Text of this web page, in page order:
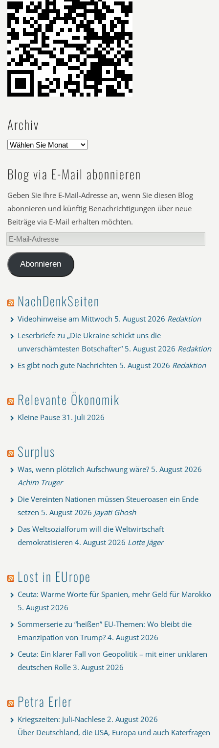
Archiv
Blog via E-Mail abonnieren
Geben Sie Ihre E-Mail-Adresse an, wenn Sie diesen Blog
abonnieren und künftig Benachrichtigungen über neue
Beiträge via E-Mail erhalten möchten.
E-
Mail-
AdresseAbonnieren
NachDenkSeiten
Videohinweise am Mittwoch 5. August 2026 Redaktion
Leserbriefe zu „Die Ukraine schickt uns die
unverschämtesten Botschafter“ 5. August 2026 Redaktion
Es gibt noch gute Nachrichten 5. August 2026 Redaktion
Relevante Ökonomik
Kleine Pause 31. Juli 2026
Surplus
Was, wenn plötzlich Aufschwung wäre? 5. August 2026
Achim Truger
Die Vereinten Nationen müssen Steueroasen ein Ende
setzen 5. August 2026 Jayati Ghosh
Das Weltsozialforum will die Weltwirtschaft
demokratisieren 4. August 2026 Lotte Jäger
Lost in EUrope
Ceuta: Warme Worte für Spanien, mehr Geld für Marokko
5. August 2026
Sommerserie zu “heißen” EU-Themen: Wo bleibt die
Emanzipation von Trump? 4. August 2026
Ceuta: Ein klarer Fall von Geopolitik – mit einer unklaren
deutschen Rolle 3. August 2026
Petra Erler
Kriegszeiten: Juli-Nachlese 2. August 2026
Über Deutschland, die USA, Europa und auch Katerfragen